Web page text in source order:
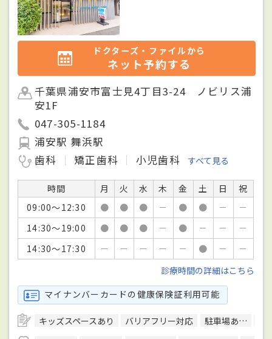
ドクターズ・ファイルから
ネット予約する
千葉県浦安市富士見4丁目3-24 ノビリス浦
安1F
047-305-1184
浦安駅 舞浜駅
歯科
矯正歯科 小児歯科 すべて見る
時間 月 火 水 木 金 土 日
祝
09:00～12:30
● ● ● － ● ● －
－
14:30～19:00
● ● ● － ● － －
－
14:30～17:30
－ － － － － ● －
－
診療時間の詳細はこちら
マイナンバーカードの健康保険証利用可能
キッズスペースあり バリアフリー対応 駐車場あり